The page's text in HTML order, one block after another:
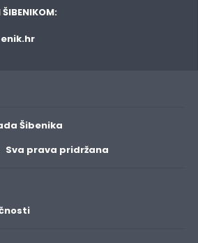
Šibenika
prava pridržana